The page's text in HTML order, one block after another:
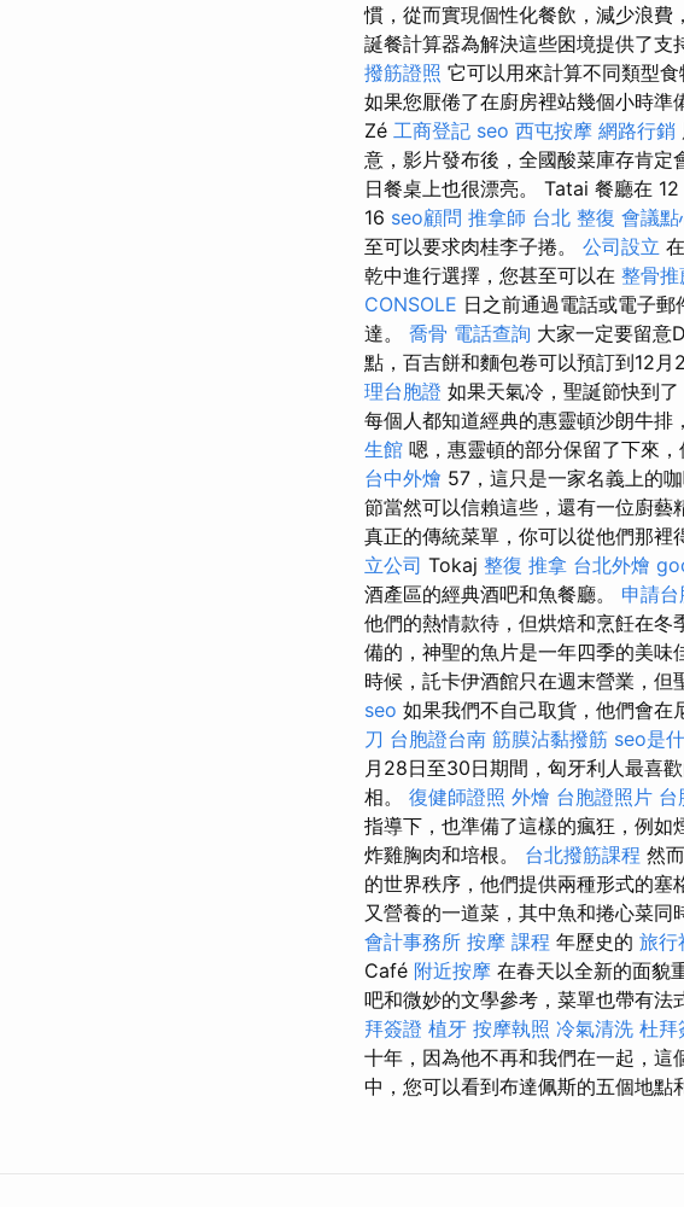
慣，從而實現個性化餐飲，減少浪費
誕餐計算器為解決這些困境提供了支
撥筋證照 它可以用來計算不同類型
如果您厭倦了在廚房裡站幾個小時準
Zé 工商登記 seo 西屯按摩 網路行銷
意，影片發布後，全國酸菜庫存肯定
日餐桌上也很漂亮。 Tatai 餐廳在
16 seo顧問 推拿師 台北 整復 會議點
至可以要求肉桂李子捲。 公司設立
乾中進行選擇，您甚至可以在 整骨推
CONSOLE 日之前通過電話或電子
達。 喬骨 電話查詢 大家一定要留意
點，百吉餅和麵包卷可以預訂到12
理台胞證 如果天氣冷，聖誕節快到
每個人都知道經典的惠靈頓沙朗牛排
生館 嗯，惠靈頓的部分保留了下來
台中外燴 57，這只是一家名義上的咖
節當然可以信賴這些，還有一位廚藝
真正的傳統菜單，你可以從他們那裡
立公司 Tokaj 整復 推拿 台北外燴
酒產區的經典酒吧和魚餐廳。 申請台
他們的熱情款待，但烘焙和烹飪在
備的，神聖的魚片是一年四季的美味
時候，託卡伊酒館只在週末營業，但
seo 如果我們不自己取貨，他們會在
刀 台胞證台南 筋膜沾黏撥筋 seo是
月28日至30日期間，匈牙利人最喜
相。 復健師證照 外燴 台胞證照片 台
指導下，也準備了這樣的瘋狂，例如
炸雞胸肉和培根。 台北撥筋課程 然
的世界秩序，他們提供兩種形式的
又營養的一道菜，其中魚和捲心菜
會計事務所 按摩 課程 年歷史的 旅行
Café 附近按摩 在春天以全新的面貌
吧和微妙的文學參考，菜單也帶有法
拜簽證 植牙 按摩執照 冷氣清洗 杜拜
十年，因為他不再和我們在一起，這
中，您可以看到布達佩斯的五個地點